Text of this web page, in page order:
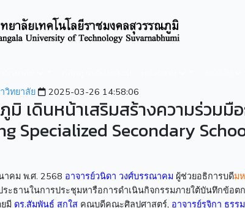
วิทยาลัย 2025-03-26 14:58:06
มิ เดินหน้าเสริมสร้างความร่วมมื
Specialized Secondary
าคม พ.ศ. 2568 อาจารย์วนิดา วงศ์บรรณาคม ผู้ช่วยอธิการบดีม
ระธานในการประชุมหารือการดำเนินกิจกรรมภายใต้บันทึกข้อต
มี ดร.สัมพันธ์ สุกใสคณบดีคณะศิลปศาสตร์, อาจารย์รุจิกา ธรร